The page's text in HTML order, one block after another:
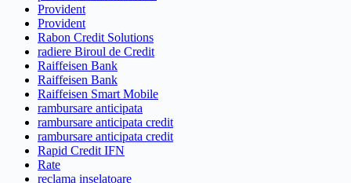
Provident
Provident
Rabon Credit Solutions
radiere Biroul de Credit
Raiffeisen Bank
Raiffeisen Bank
Raiffeisen Smart Mobile
rambursare anticipata
rambursare anticipata credit
rambursare anticipata credit
Rapid Credit IFN
Rate
reclama inselatoare